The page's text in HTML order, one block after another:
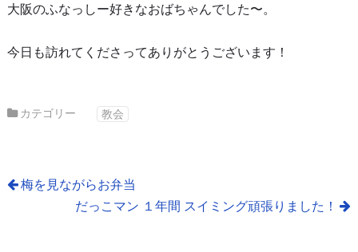
大阪のふなっしー好きなおばちゃんでした〜。
今日も訪れてくださってありがとうございます！
カテゴリー 教会
梅を見ながらお弁当
だっこマン １年間 スイミング頑張りました！